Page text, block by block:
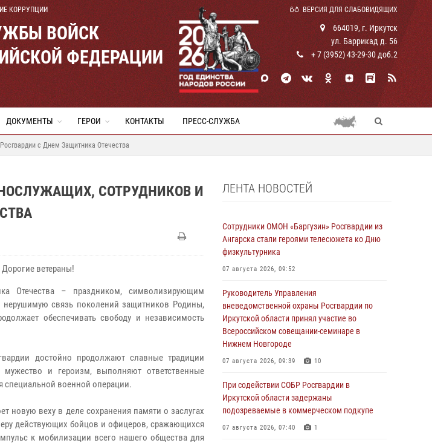
КОРРУПЦИИ ВЕРСИЯ ДЛЯ СЛАБОВИДЯЩИХ
ВОЙСК
ФЕДЕРАЦИИ
664019, г. Иркутск
ул. Баррикад д. 56
+ 7 (3952) 43-29-30 доб.2
ДОКУМЕНТЫ ГЕРОИ КОНТАКТЫ ПРЕСС-СЛУЖБА
с Днем Защитника Отечества
СОТРУДНИКОВ И
ветераны!
Отечества – праздником, символизирующим
связь поколений защитников Родины,
обеспечивать свободу и независимость
достойно продолжают славные традиции
мужество и героизм, выполняют ответственные
специальной военной операции.
новую веху в деле сохранения памяти о заслугах
действующих бойцов и офицеров, сражающихся
к мобилизации всего нашего общества для
ЛЕНТА НОВОСТЕЙ
Сотрудники ОМОН «Баргузин» Росгвардии из
Ангарска стали героями телесюжета ко Дню
физкультурника
07 августа 2026, 09:52
Руководитель Управления
вневедомственной охраны Росгвардии по
Иркутской области принял участие во
Всероссийском совещании-семинаре в
Нижнем Новгороде
07 августа 2026, 09:39 10
При содействии СОБР Росгвардии в
Иркутской области задержаны
подозреваемые в коммерческом подкупе
07 августа 2026, 07:40 1